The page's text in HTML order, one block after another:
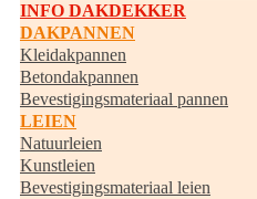
INFO DAKDEKKER
DAKPANNEN
Kleidakpannen
Betondakpannen
Bevestigingsmateriaal pannen
LEIEN
Natuurleien
Kunstleien
Bevestigingsmateriaal leien